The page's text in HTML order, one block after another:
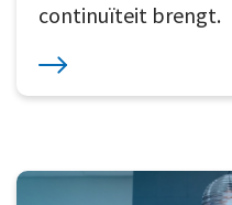
continuïteit brengt.